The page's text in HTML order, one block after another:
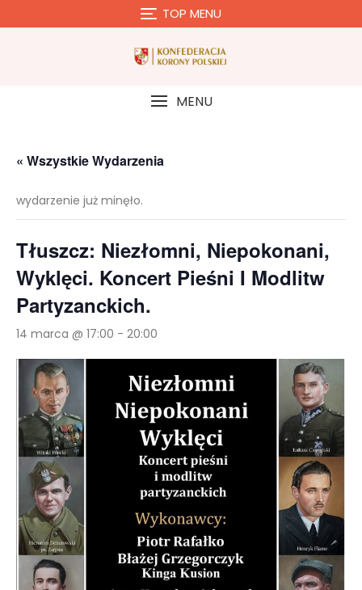
to
TOP MENU
MENU
« Wszystkie Wydarzenia
wydarzenie już minęło.
Tłuszcz: Niezłomni, Niepokonani,
Wyklęci. Koncert Pieśni I Modlitw
Partyzanckich.
14 marca @ 17:00 - 20:00